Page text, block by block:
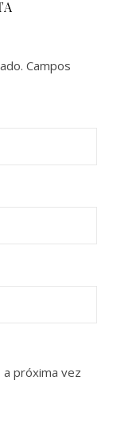
Campos
próxima vez